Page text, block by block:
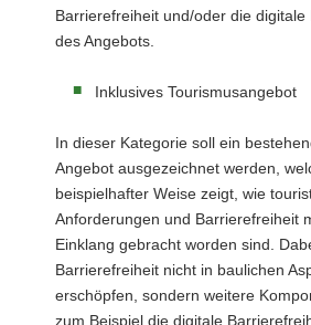
Barrierefreiheit und/oder die digitale
des Angebots.
Inklusives Tourismusangebot
In dieser Kategorie soll ein
Angebot ausgezeichnet werden,
beispielhafter Weise zeigt, wie
Anforderungen und Barrierefreiheit
Einklang gebracht worden sind.
Barrierefreiheit nicht in baulichen
erschöpfen, sondern weitere
zum Beispiel die digitale